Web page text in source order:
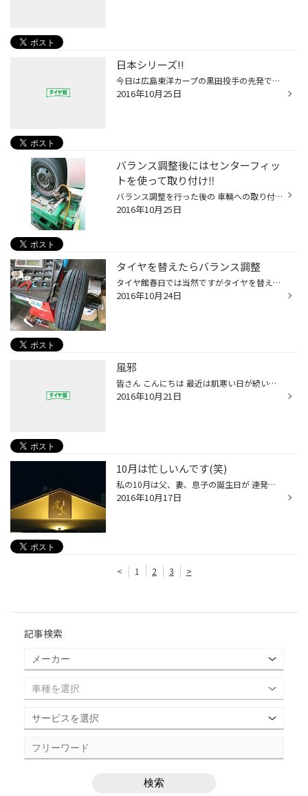
日本シリーズ!!
今日は広島東洋カープの黒田投手の先発ですね。 ここまで２勝している広島ですがチームのメンバーの方々は 必ず今日は勝ちたいと思っていることでしょう。 ソフトバンクが出場しないということで あまり今回はTVを見ることはないだろうと思っていましたが しっかり見ています。（笑） どちらのチー...
2016年10月25日
バランス調整後にはセンターフィッ
トを使って取り付け‼
バランス調整を行った後の 車輌への取り付けは タイヤ館春日オススメの センターフィットマシンを 活用してのお取り付け。 これでホイールセンターを しっかり出してあげて さらに振動を防ぎますよ。 ぜひともオススメの作業ですね。
2016年10月25日
タイヤを替えたらバランス調整
タイヤ館春日では当然ですがタイヤを替えたら バランス調整もやってますよ。 バランスがとれてないとハンドルがぶれやすくなって 運転が疲れるし、 手がしびれたりしやすくなったりも…。 より安心安全作業ですね。
2016年10月24日
風邪
皆さん こんにちは 最近は肌寒い日が続いていますが！皆さんは風邪など惹かれてないですか？ １０月も既に２０日を過ぎ！あっという間に月日が過ぎ去っていきますね！ もう少ししたら冬の季節が到来します！ 皆様も冬支度はお早めに！ご準備くださいね！
2016年10月21日
10月は忙しいんです(笑)
私の10月は父、妻、息子の誕生日が 連発するのです。 ああ、忙し、忙し。 今回の休みでは福岡市東区和白の 宴家という居酒屋にお伺いしました。 今回は和食。 刺身やいろんなものをいただきました。 誕生日?! ああ、自分が食べたかっただけだったのかな。(笑)
2016年10月17日
< 1 2 3 >
記事検索